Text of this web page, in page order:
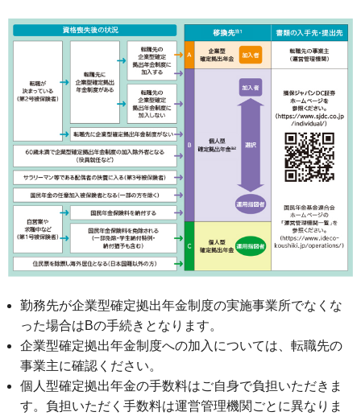
勤務先が企業型確定拠出年金制度の実施事業所でなくな
った場合はBの手続きとなります。
企業型確定拠出年金制度への加入については、転職先の
事業主に確認ください。
個人型確定拠出年金の手数料はご自身で負担いただきま
す。負担いただく手数料は運営管理機関ごとに異なりま